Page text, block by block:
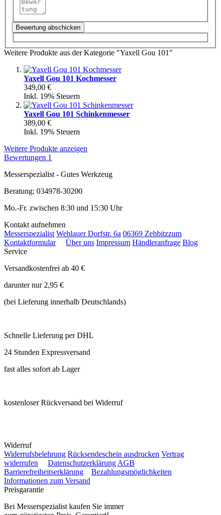
Bewertung abschicken
Weitere Produkte aus der Kategorie "Yaxell Gou 101"
Yaxell Gou 101 Kochmesser
349,00 €
Inkl. 19% Steuern
Yaxell Gou 101 Schinkenmesser
389,00 €
Inkl. 19% Steuern
Weitere Produkte anzeigen
Bewertungen 1
Messerspezialist - Gutes Werkzeug
Beratung: 034978-30200
Mo.-Fr. zwischen 8:30 und 15:30 Uhr
Kontakt aufnehmen
Messerspezialist Wehlauer Dorfstr. 6a 06369 Zehbitzzum
Kontaktformular
Über uns Impressum Händleranfrage Blog
Service
Versandkostenfrei ab 40 €
darunter nur 2,95 €
(bei Lieferung innerhalb Deutschlands)
Schnelle Lieferung per DHL
24 Stunden Expressversand
fast alles sofort ab Lager
kostenloser Rückversand bei Widerruf
Widerruf
Widerrufsbelehrung Rücksendeschein ausdrucken Vertrag
widerrufen
Datenschutzerklärung AGB
Barrierefreiheitserklärung
Bezahlungsmöglichkeiten
Informationen zum Versand
Preisgarantie
Bei Messerspezialist kaufen Sie immer